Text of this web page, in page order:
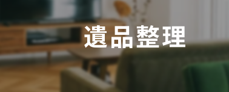
遺品整理